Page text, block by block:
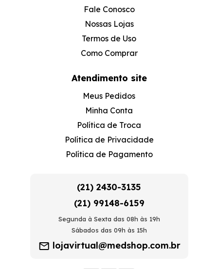
Fale Conosco
Nossas Lojas
Termos de Uso
Como Comprar
Atendimento site
Meus Pedidos
Minha Conta
Política de Troca
Política de Privacidade
Política de Pagamento
(21) 2430-3135
(21) 99148-6159
Segunda à Sexta das 08h às 19h
Sábados das 09h às 15h
lojavirtual@medshop.com.br